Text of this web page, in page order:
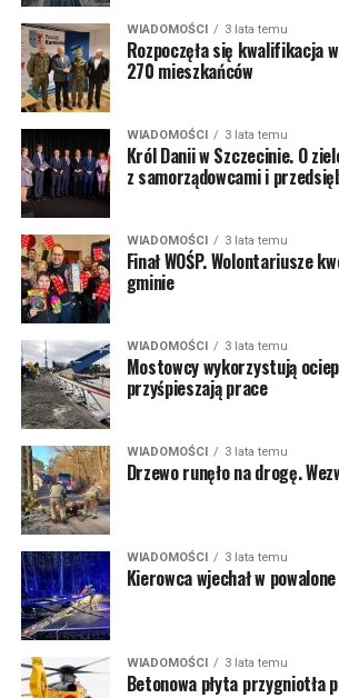
WIADOMOŚCI 3 lata temu
Rozpoczęła się kwalifikacja
270 mieszkańców
WIADOMOŚCI 3 lata temu
Król Danii w Szczecinie. O
z samorządowcami i
WIADOMOŚCI 3 lata temu
Finał WOŚP. Wolontariusze
gminie
WIADOMOŚCI 3 lata temu
Mostowcy wykorzystują
przyśpieszają prace
WIADOMOŚCI 3 lata temu
Drzewo runęło na drogę.
WIADOMOŚCI 3 lata temu
Kierowca wjechał w
WIADOMOŚCI 3 lata temu
Betonowa płyta przygniotła